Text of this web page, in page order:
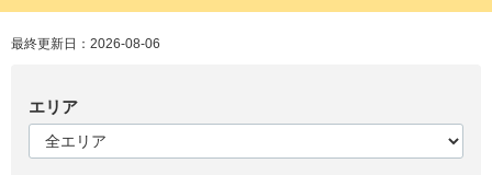
最終更新日：2026-08-06
エリア